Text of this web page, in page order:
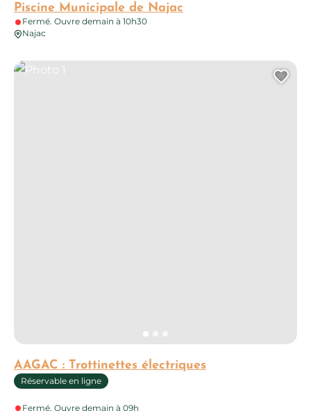
Piscine Municipale de Najac
Fermé. Ouvre demain à 10h30
Najac
AAGAC : Trottinettes électriques
Réservable en ligne
Fermé. Ouvre demain à 09h
Photo 1